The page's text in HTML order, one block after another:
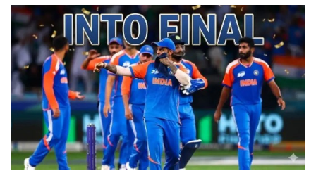
मनोरंजन
राज्य
दुनिया
खेल
टेक न्यूज